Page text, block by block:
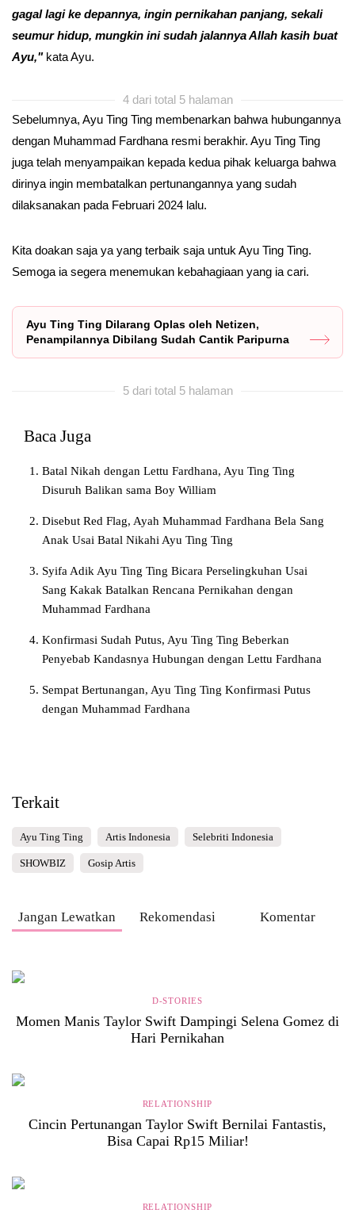
gagal lagi ke depannya, ingin pernikahan panjang, sekali
seumur hidup, mungkin ini sudah jalannya Allah kasih buat
Ayu,"kata Ayu.
4 dari total 5 halaman
Sebelumnya, Ayu Ting Ting membenarkan bahwa hubungannya
dengan Muhammad Fardhana resmi berakhir. Ayu Ting Ting
juga telah menyampaikan kepada kedua pihak keluarga bahwa
dirinya ingin membatalkan pertunangannya yang sudah
dilaksanakan pada Februari 2024 lalu.
Kita doakan saja ya yang terbaik saja untuk Ayu Ting Ting.
Semoga ia segera menemukan kebahagiaan yang ia cari.
Ayu Ting Ting Dilarang Oplas oleh Netizen,
Penampilannya Dibilang Sudah Cantik Paripurna
5 dari total 5 halaman
Baca Juga
Batal Nikah dengan Lettu Fardhana, Ayu Ting Ting
Disuruh Balikan sama Boy William
Disebut Red Flag, Ayah Muhammad Fardhana Bela Sang
Anak Usai Batal Nikahi Ayu Ting Ting
Syifa Adik Ayu Ting Ting Bicara Perselingkuhan Usai
Sang Kakak Batalkan Rencana Pernikahan dengan
Muhammad Fardhana
Konfirmasi Sudah Putus, Ayu Ting Ting Beberkan
Penyebab Kandasnya Hubungan dengan Lettu Fardhana
Sempat Bertunangan, Ayu Ting Ting Konfirmasi Putus
dengan Muhammad Fardhana
Terkait
Ayu Ting Ting Artis Indonesia Selebriti Indonesia
SHOWBIZ Gosip Artis
Jangan Lewatkan Rekomendasi Komentar
D-STORIES
Momen Manis Taylor Swift Dampingi Selena Gomez di
Hari Pernikahan
RELATIONSHIP
Cincin Pertunangan Taylor Swift Bernilai Fantastis,
Bisa Capai Rp15 Miliar!
RELATIONSHIP